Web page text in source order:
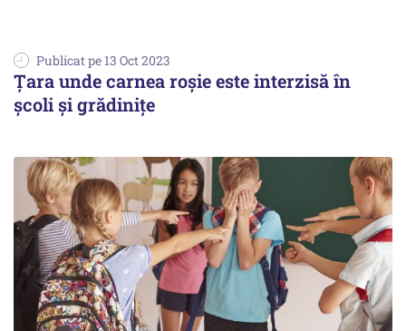
Publicat pe 13 Oct 2023
Țara unde carnea roşie este interzisă în
şcoli şi grădiniţe